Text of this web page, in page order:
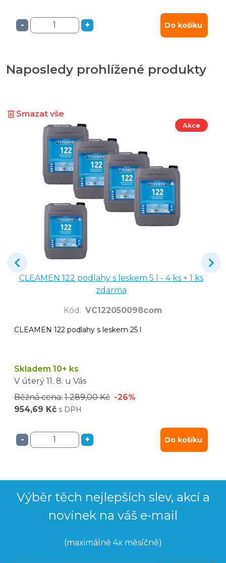
- + Do košíku
Naposledy prohlížené produkty
Smazat vše
Akce
CLEAMEN 122 podlahy s leskem 5 l - 4 ks + 1 ks
zdarma
Kód : VC122050098com
CLEAMEN 122 podlahy s leskem 25 l
Skladem 10+ ks
V úterý 11. 8. u Vás
Běžná cena: 1 289,00 Kč -26%
954,69 Kč s DPH
- + Do košíku
Výběr těch nejlepších slev, akcí a
novinek na váš e-mail
(maximálně 4x měsíčně)